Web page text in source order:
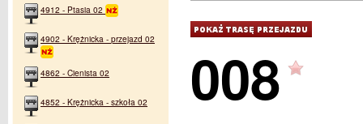
008
4912 - Ptasia 02
4902 - Krężnicka - przejazd 02
4862 - Cienista 02
4852 - Krężnicka - szkoła 02